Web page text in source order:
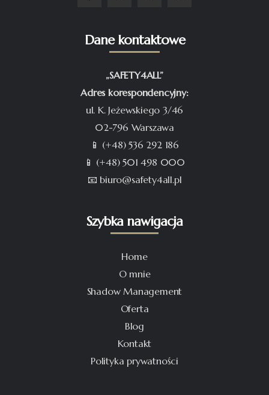
Dane kontaktowe
„SAFETY4ALL”
Adres korespondencyjny:
ul. K. Jeżewskiego 3/46
02-796 Warszawa
📱 (+48) 536 292 186
📱 (+48) 501 498 000
📧 biuro@safety4all.pl
Szybka nawigacja
Home
O mnie
Shadow Management
Oferta
Blog
Kontakt
Polityka prywatności